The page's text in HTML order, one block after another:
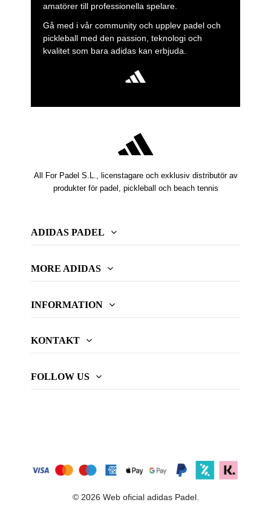
amatörer till professionella spelare.
Gå med i vår community och upplev padel och
pickleball med den passion, teknologi och
kvalitet som bara adidas kan erbjuda.
All For Padel S.L., licenstagare och exklusiv distributör av
produkter för padel, pickleball och beach tennis
ADIDAS PADEL
MORE ADIDAS
INFORMATION
KONTAKT
FOLLOW US
© 2026 Web oficial adidas Padel.